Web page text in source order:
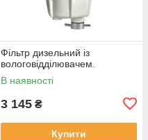
Фільтр дизельний із
вологовідділювачем.
В наявності
3 145 ₴
Купити